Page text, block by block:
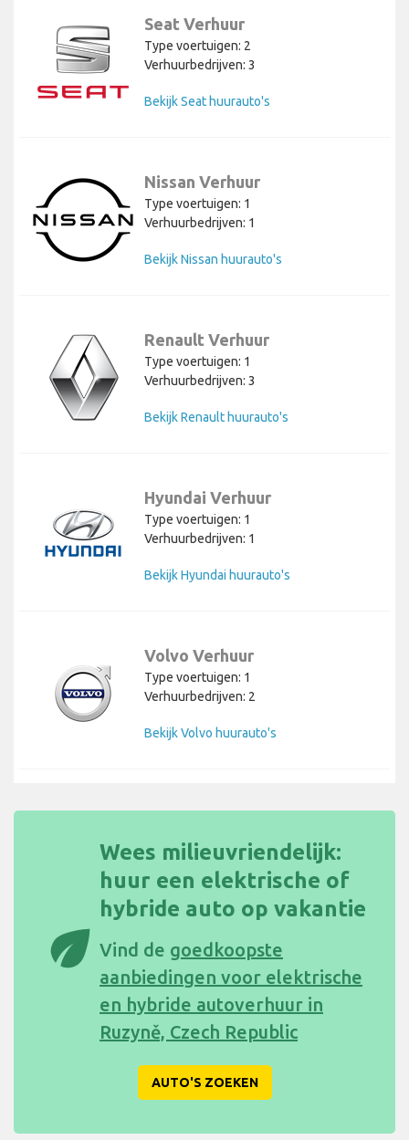
Seat Verhuur
Type voertuigen: 2
Verhuurbedrijven: 3
Bekijk Seat huurauto's
Nissan Verhuur
Type voertuigen: 1
Verhuurbedrijven: 1
Bekijk Nissan huurauto's
Renault Verhuur
Type voertuigen: 1
Verhuurbedrijven: 3
Bekijk Renault huurauto's
Hyundai Verhuur
Type voertuigen: 1
Verhuurbedrijven: 1
Bekijk Hyundai huurauto's
Volvo Verhuur
Type voertuigen: 1
Verhuurbedrijven: 2
Bekijk Volvo huurauto's
eco
Wees milieuvriendelijk:
huur een elektrische of
hybride auto op vakantie
Vind de goedkoopste
aanbiedingen voor elektrische
en hybride autoverhuur in
Ruzyně, Czech Republic
AUTO'S ZOEKEN